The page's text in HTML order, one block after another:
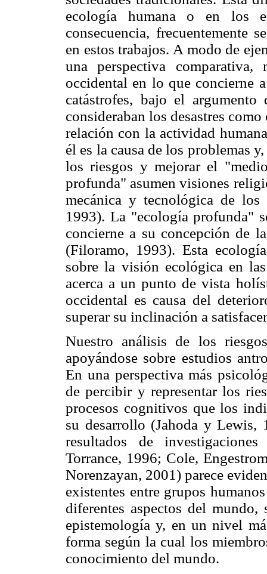
ecología humana o en los
consecuencia, frecuentemente
en estos trabajos. A modo de
una perspectiva
occidental en lo que concierne
catástrofes, bajo el
consideraban los desastres
relación con la actividad
él es la causa de los problemas
los riesgos y mejorar el
profunda" asumen visiones
mecánica y tecnológica de los
1993). La "ecología profunda"
concierne a su concepción de
(Filoramo, 1993). Esta
sobre la visión ecológica en
acerca a un punto de vista
occidental es causa del
superar su inclinación a
Nuestro análisis de los
apoyándose sobre estudios
En una perspectiva más
de percibir y representar los
procesos cognitivos que los
su desarrollo (Jahoda y Lewis,
resultados de
Torrance, 1996; Cole,
Norenzayan, 2001) parece
existentes entre grupos
diferentes aspectos del
epistemología y, en un nivel
forma según la cual los
conocimiento del mundo.